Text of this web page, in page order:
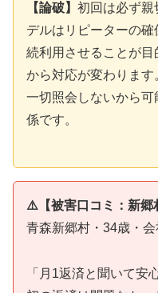
【論破】 初回は必ず親
デルはリピーターの
続利用させることが
から対応が変わりま
一切照会しないから
係です。
⚠️【被害口コミ：新郷
青森新郷村・34歳・
「月1返済と聞いて安